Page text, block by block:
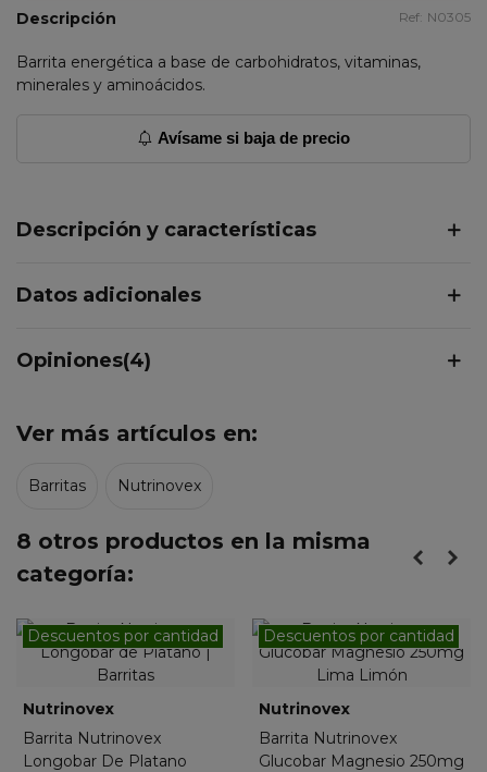
Descripción Ref: N0305
Barrita energética a base de carbohidratos, vitaminas,
minerales y aminoácidos.
Avísame si baja de precio
Descripción y características
Datos adicionales
Opiniones(4)
Ver más artículos en:
Barritas Nutrinovex
8 otros productos en la misma
categoría:
Descuentos por cantidad
Nutrinovex
Barrita Nutrinovex
Longobar De Platano
Descuentos por cantidad
Nutrinovex
Barrita Nutrinovex
Glucobar Magnesio 250mg